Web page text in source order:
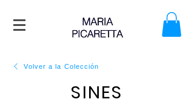
Volver a la Colección
SINES